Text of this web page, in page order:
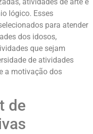
lógico. Esses
para atender
dos idosos,
que sejam
de atividades
a motivação dos
de